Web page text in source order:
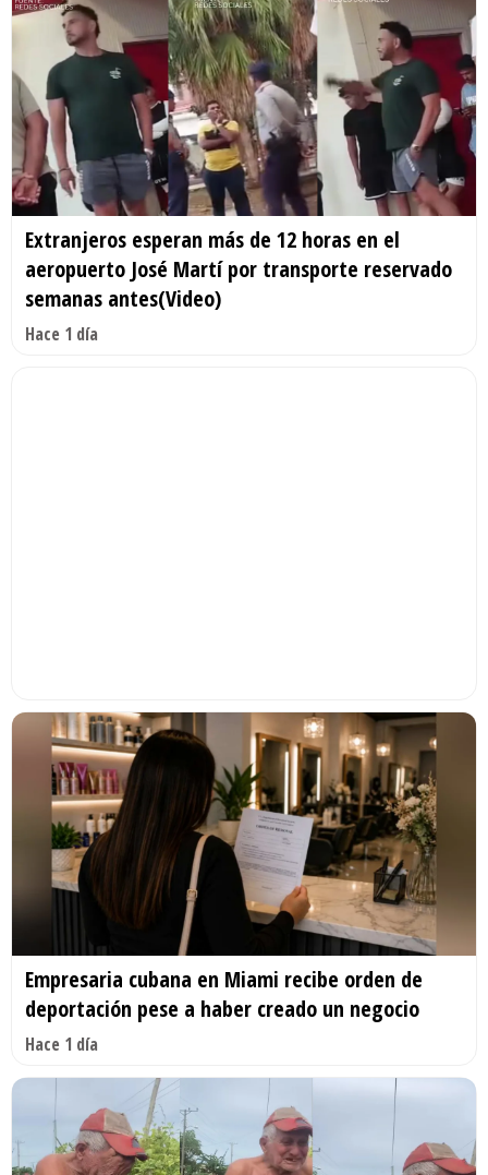
Extranjeros esperan más de 12 horas en el
aeropuerto José Martí por transporte reservado
semanas antes(Video)
Hace 1 día
Empresaria cubana en Miami recibe orden de
deportación pese a haber creado un negocio
Hace 1 día